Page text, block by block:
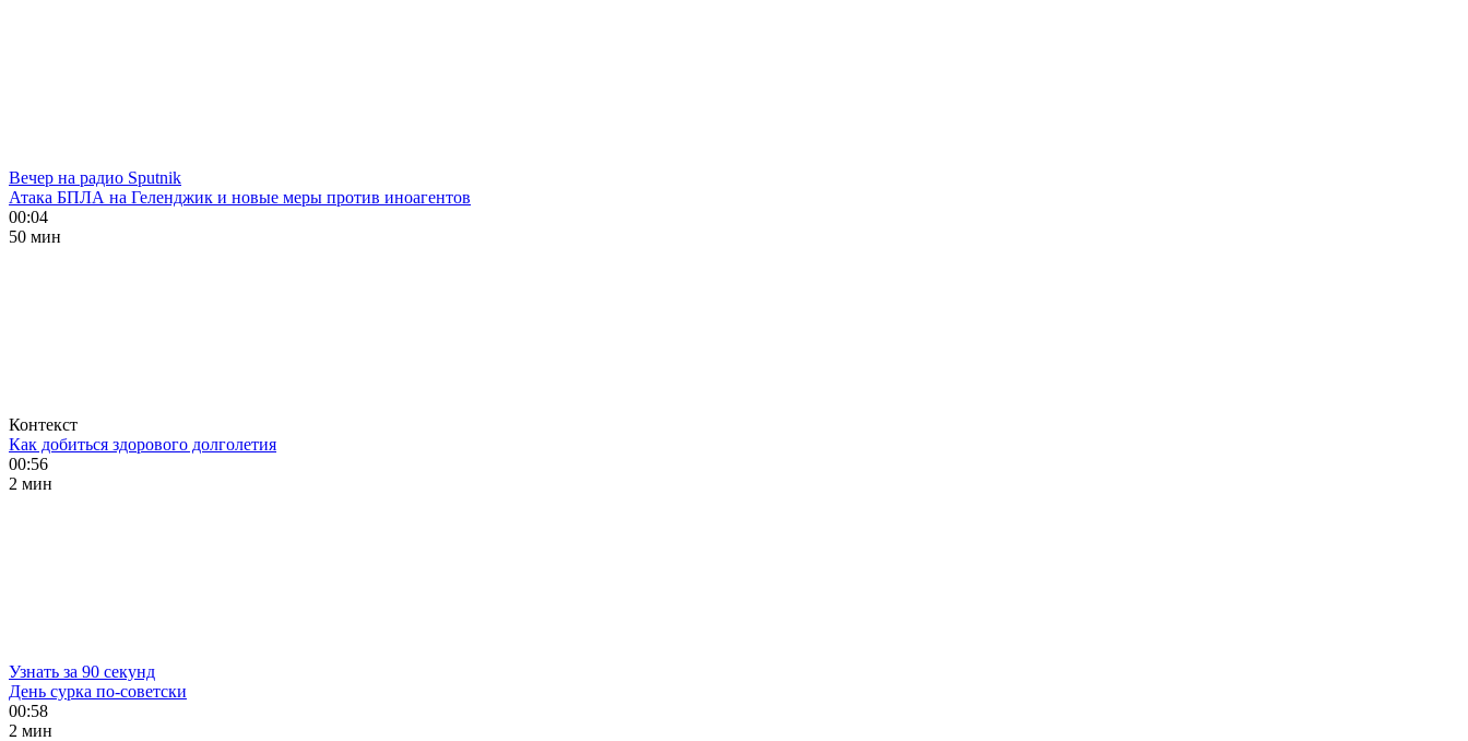
Вечер на радио Sputnik
Атака БПЛА на Геленджик и новые меры против иноагентов
00:04
50 мин
Контекст
Как добиться здорового долголетия
00:56
2 мин
Узнать за 90 секунд
День сурка по-советски
00:58
2 мин